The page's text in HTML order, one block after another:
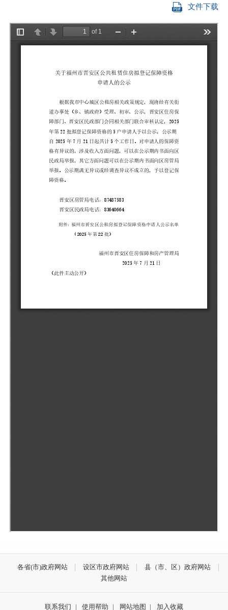
文件下载
各省(市)政府网站 设区市政府网站
县（市、区）政府网站
其他网站
联系我们 | 使用帮助 | 网站地图 | 加入收藏